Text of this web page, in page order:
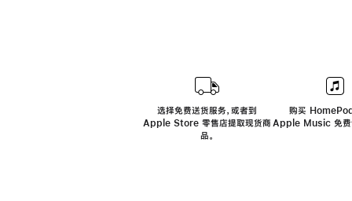
选择免费送货服务，或者到
Apple Store 零售店提取现货商
品。
购买
Apple Music 免费